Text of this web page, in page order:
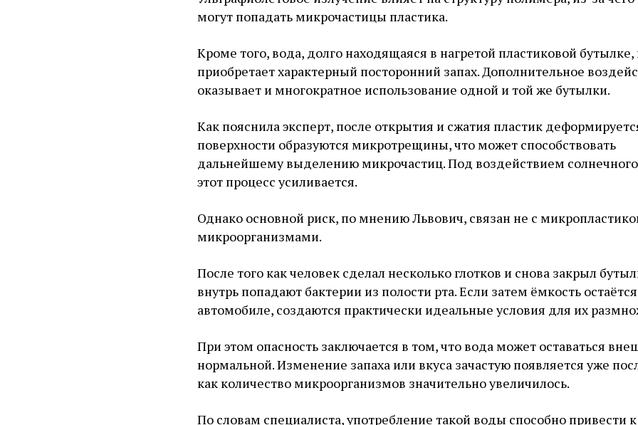
могут попадать микрочастицы пластика.
Кроме того, вода, долго находящаяся в нагретой пластиковой
приобретает характерный посторонний запах. Дополнительное
оказывает и многократное использование одной и той же бутылки.
Как пояснила эксперт, после открытия и сжатия пластик
поверхности образуются микротрещины, что может способствовать
дальнейшему выделению микрочастиц. Под воздействием солнечного
этот процесс усиливается.
Однако основной риск, по мнению Львович, связан не с
микроорганизмами.
После того как человек сделал несколько глотков и снова закрыл
внутрь попадают бактерии из полости рта. Если затем ёмкость
автомобиле, создаются практически идеальные условия для их
При этом опасность заключается в том, что вода может оставаться
нормальной. Изменение запаха или вкуса зачастую появляется уже
как количество микроорганизмов значительно увеличилось.
По словам специалиста, употребление такой воды способно привести к